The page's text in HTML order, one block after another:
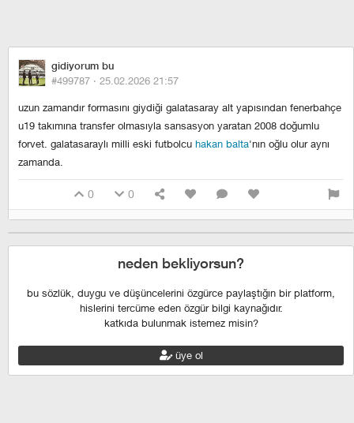
gidiyorum bu
#499787 · 25.02.2026 21:57
uzun zamandır formasını giydiği galatasaray alt yapısından fenerbahçe
u19 takımına transfer olmasıyla sansasyon yaratan 2008 doğumlu
forvet. galatasaraylı milli eski futbolcu hakan balta'nın oğlu olur aynı
zamanda.
0 0
neden bekliyorsun?
bu sözlük, duygu ve düşüncelerini özgürce paylaştığın bir platform,
hislerini tercüme eden özgür bilgi kaynağıdır.
katkıda bulunmak istemez misin?
üye ol